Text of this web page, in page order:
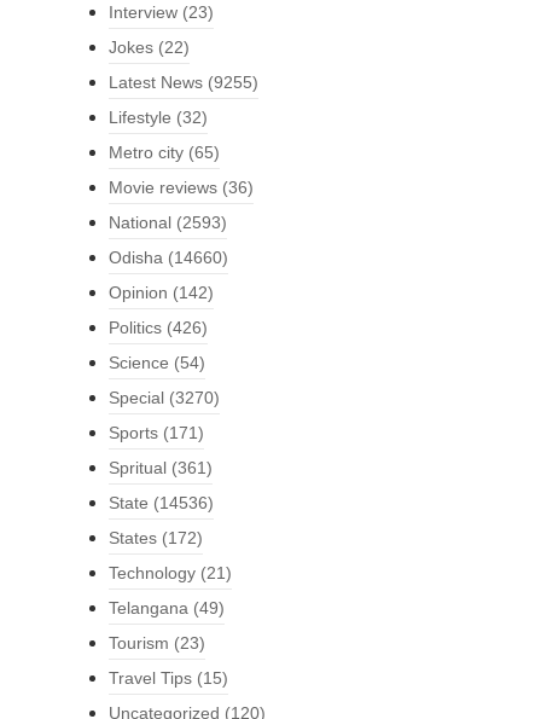
Interview (23)
Jokes (22)
Latest News (9255)
Lifestyle (32)
Metro city (65)
Movie reviews (36)
National (2593)
Odisha (14660)
Opinion (142)
Politics (426)
Science (54)
Special (3270)
Sports (171)
Spritual (361)
State (14536)
States (172)
Technology (21)
Telangana (49)
Tourism (23)
Travel Tips (15)
Uncategorized (120)